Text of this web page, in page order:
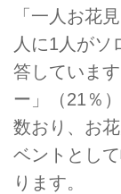
「一人お花
人に1人がソ
答していま
ー」（21％
数おり、お
ベントとし
ります。